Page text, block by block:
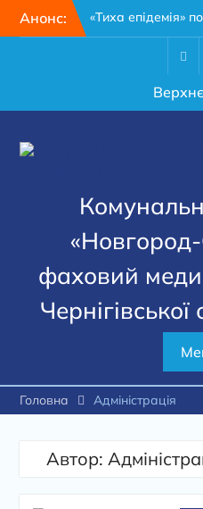
Анонс:
«Тиха епідемія»
чому кожному
Чернігівщини варто
пройти 15-
28 липня – День
фаховий
Головна Адміністрація
Автор: